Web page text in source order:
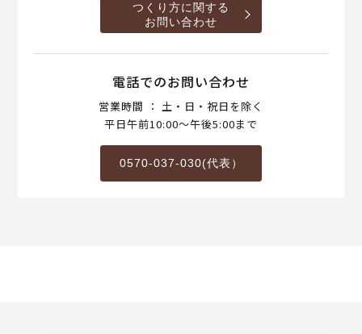
つくり方に関する
お問い合わせ
電話でのお問い合わせ
営業時間 ： 土・日・祝日を除く
平日午前10:00～午後5:00まで
0570-037-030(代表）